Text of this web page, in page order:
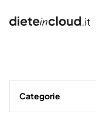
Come funziona
Categorie